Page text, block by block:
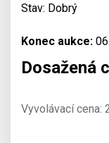
Stav: Dobrý
Konec aukce:
Dosažená
Vyvolávací cena: